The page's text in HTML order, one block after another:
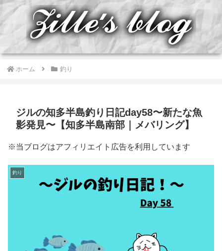
ホーム 釣り
ジルの知多半島釣り日記day58〜新たな魚
影発見〜【知多半島南部｜メバリング】
※当ブログはアフィリエイト広告を利用しています
釣り